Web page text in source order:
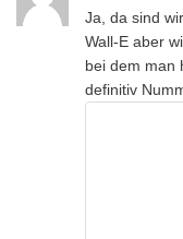
Ja, da sind
Wall-E aber
bei dem man
definitiv